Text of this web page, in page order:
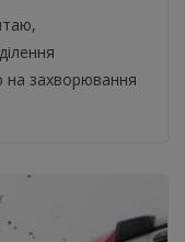
на захворювання